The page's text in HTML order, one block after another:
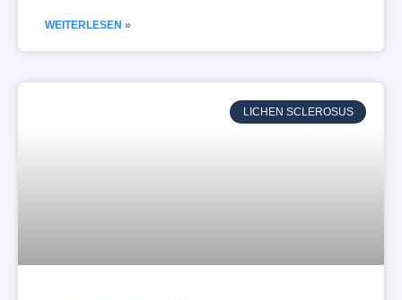
WEITERLESEN »
LICHEN SCLEROSUS